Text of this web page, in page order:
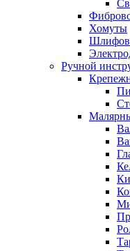
Хомуты
Ручной